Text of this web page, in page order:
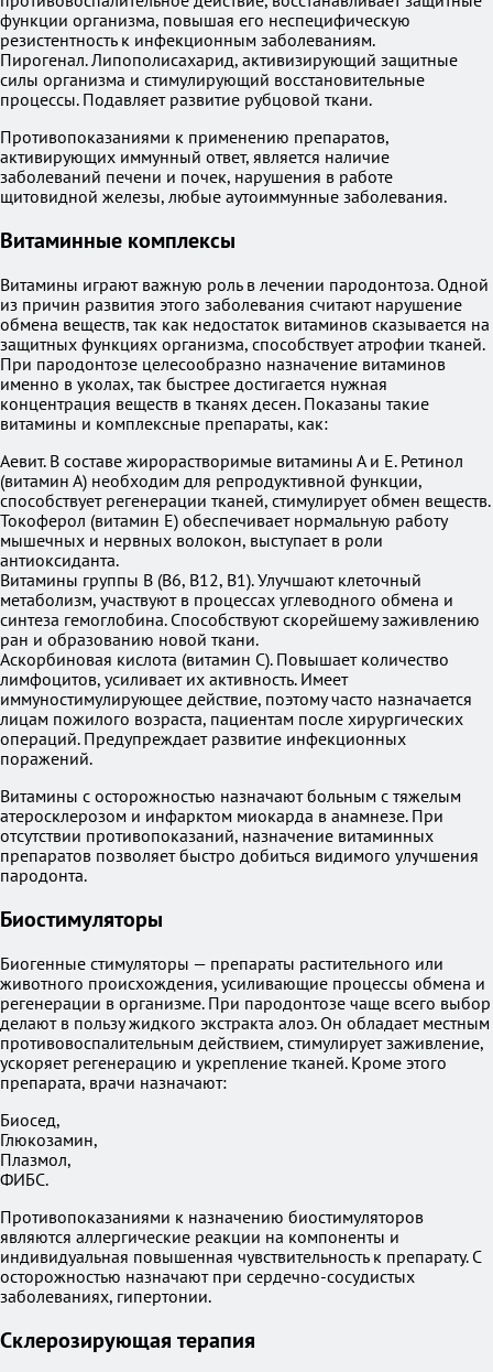
функции организма, повышая его неспецифическую
резистентность к инфекционным заболеваниям.
Пирогенал. Липополисахарид, активизирующий защитные
силы организма и стимулирующий восстановительные
процессы. Подавляет развитие рубцовой ткани.
Противопоказаниями к применению препаратов,
активирующих иммунный ответ, является наличие
заболеваний печени и почек, нарушения в работе
щитовидной железы, любые аутоиммунные заболевания.
Витаминные комплексы
Витамины играют важную роль в лечении пародонтоза. Одной
из причин развития этого заболевания считают нарушение
обмена веществ, так как недостаток витаминов сказывается на
защитных функциях организма, способствует атрофии тканей.
При пародонтозе целесообразно назначение витаминов
именно в уколах, так быстрее достигается нужная
концентрация веществ в тканях десен. Показаны такие
витамины и комплексные препараты, как:
Аевит. В составе жирорастворимые витамины А и Е. Ретинол
(витамин А) необходим для репродуктивной функции,
способствует регенерации тканей, стимулирует обмен веществ.
Токоферол (витамин Е) обеспечивает нормальную работу
мышечных и нервных волокон, выступает в роли
антиоксиданта.
Витамины группы В (В6, В12, В1). Улучшают клеточный
метаболизм, участвуют в процессах углеводного обмена и
синтеза гемоглобина. Способствуют скорейшему заживлению
ран и образованию новой ткани.
Аскорбиновая кислота (витамин С). Повышает количество
лимфоцитов, усиливает их активность. Имеет
иммуностимулирующее действие, поэтому часто назначается
лицам пожилого возраста, пациентам после хирургических
операций. Предупреждает развитие инфекционных
поражений.
Витамины с осторожностью назначают больным с тяжелым
атеросклерозом и инфарктом миокарда в анамнезе. При
отсутствии противопоказаний, назначение витаминных
препаратов позволяет быстро добиться видимого улучшения
пародонта.
Биостимуляторы
Биогенные стимуляторы — препараты растительного или
животного происхождения, усиливающие процессы обмена и
регенерации в организме. При пародонтозе чаще всего выбор
делают в пользу жидкого экстракта алоэ. Он обладает местным
противовоспалительным действием, стимулирует заживление,
ускоряет регенерацию и укрепление тканей. Кроме этого
препарата, врачи назначают:
Биосед,
Глюкозамин,
Плазмол,
ФИБС.
Противопоказаниями к назначению биостимуляторов
являются аллергические реакции на компоненты и
индивидуальная повышенная чувствительность к препарату. С
осторожностью назначают при сердечно-сосудистых
заболеваниях, гипертонии.
Склерозирующая терапия